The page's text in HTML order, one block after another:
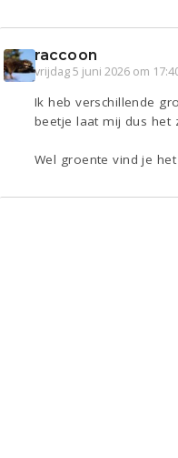
raccoon
vrijdag 5 juni 2026 om
Ik heb verschillende
beetje laat mij dus het
Wel groente vind je